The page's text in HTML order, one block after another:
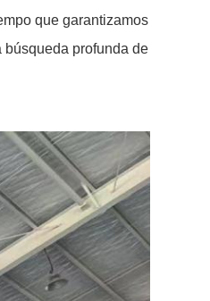
que garantizamos
profunda de